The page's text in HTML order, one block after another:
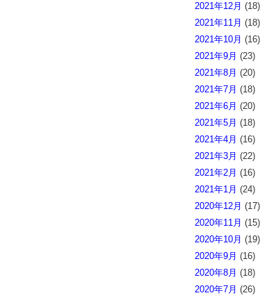
2021年12月 (18)
2021年11月 (18)
2021年10月 (16)
2021年9月 (23)
2021年8月 (20)
2021年7月 (18)
2021年6月 (20)
2021年5月 (18)
2021年4月 (16)
2021年3月 (22)
2021年2月 (16)
2021年1月 (24)
2020年12月 (17)
2020年11月 (15)
2020年10月 (19)
2020年9月 (16)
2020年8月 (18)
2020年7月 (26)